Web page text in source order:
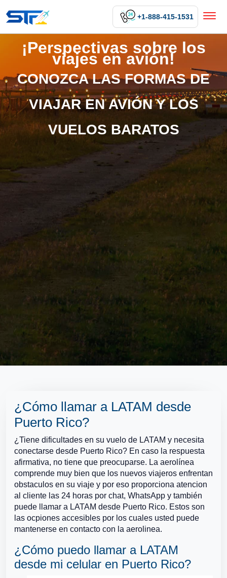
+1-888-415-1531
¡Perspectivas sobre los
viajes en avión!
CONOZCA LAS FORMAS DE
VIAJAR EN AVIÓN Y LOS
VUELOS BARATOS
¿Cómo llamar a LATAM desde
Puerto Rico?
¿Tiene dificultades en su vuelo de LATAM y necesita
conectarse desde Puerto Rico? En caso la respuesta
afirmativa, no tiene que preocuparse. La aerolínea
comprende muy bien que los nuevos viajeros enfrentan
obstaculos en su viaje y por eso proporciona atencion
al cliente las 24 horas por chat, WhatsApp y también
puede llamar a LATAM desde Puerto Rico. Estos son
las ocpiones accesibles por los cuales usted puede
mantenerse en contacto con la aerolinea.
¿Cómo puedo llamar a LATAM
desde mi celular en Puerto Rico?